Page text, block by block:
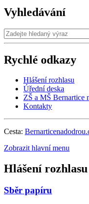
Vyhledávání
Rychlé odkazy
Hlášení rozhlasu
Úřední deska
ZŠ a MŠ Bernartice
Kontakty
Cesta:
Zobrazit hlavní menu
Hlášení rozhlasu
Sběr papíru